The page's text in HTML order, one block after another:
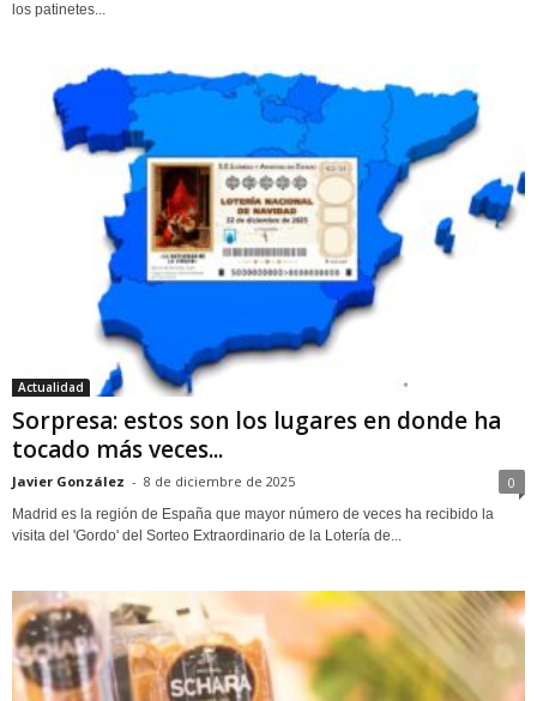
los patinetes...
Actualidad
Sorpresa: estos son los lugares en donde ha
tocado más veces...
Javier González - 8 de diciembre de 2025 0
Madrid es la región de España que mayor número de veces ha recibido la
visita del 'Gordo' del Sorteo Extraordinario de la Lotería de...